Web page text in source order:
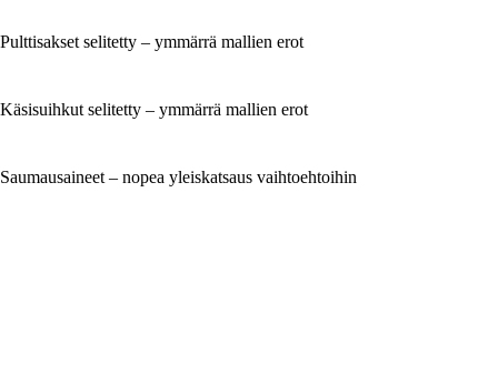
Pulttisakset selitetty – ymmärrä mallien erot
Käsisuihkut selitetty – ymmärrä mallien erot
Saumausaineet – nopea yleiskatsaus vaihtoehtoihin